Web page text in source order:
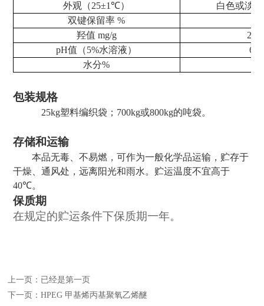
外观（25±1℃）
白色或淡
双键保留率 %
羟值 mg/g 23.4
pH值（5%水溶液） 6
水分%
包装规格
25kg塑料编织袋； 700kg或800kg的吨袋。
存储和运输
本品无毒、不易燃，可作为一般化学品运输，贮存于
干燥、通风处，远离阳光和雨水。贮运温度不宜高于
40℃。
保质期
在规定的贮运条件下保质期一年。
上一页：已经是第一页
下一页：HPEG 甲基烯丙基聚氧乙烯醚